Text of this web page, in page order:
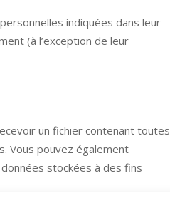
indiquées dans leur
(à l’exception de leur
un fichier contenant toutes
Vous pouvez également
stockées à des fins